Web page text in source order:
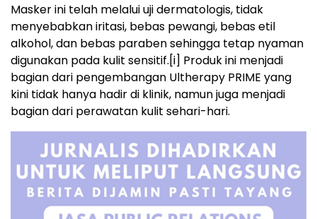
Masker ini telah melalui uji dermatologis, tidak
menyebabkan iritasi, bebas pewangi, bebas etil
alkohol, dan bebas paraben sehingga tetap nyaman
digunakan pada kulit sensitif.[i] Produk ini menjadi
bagian dari pengembangan Ultherapy PRIME yang
kini tidak hanya hadir di klinik, namun juga menjadi
bagian dari perawatan kulit sehari-hari.